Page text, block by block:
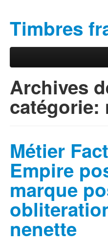
Timbres
Menu principal
Archives
catégorie:
Métier
Empire
marque
nenette